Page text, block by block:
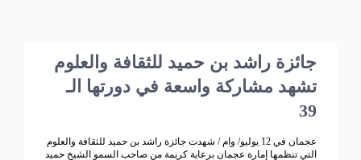
جائزة راشد بن حميد للثقافة والعلوم
تشهد مشاركة واسعة في دورتها الـ
39
عجمان في 12 يوليو/ وام / شهدت جائزة راشد بن حميد للثقافة والعلوم
التي تنظمها إمارة عجمان برعاية كريمة من صاحب السمو الشيخ حميد